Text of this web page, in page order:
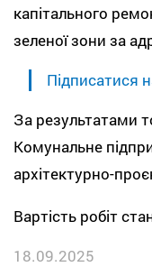
капітального
зеленої зони за
Підписатися
За результатами
Комунальне
архітектурно-
Вартість робіт
18.09.2025